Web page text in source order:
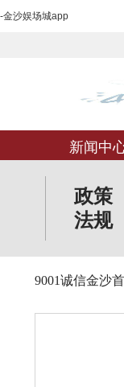
-金沙娱场城app
新闻中
政策
法规
9001诚信金沙